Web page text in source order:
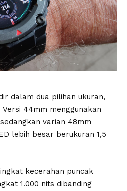
dalam dua pilihan ukuran,
44mm menggunakan
sedangkan varian 48mm
lebih besar berukuran 1,5
kecerahan puncak
1.000 nits dibanding